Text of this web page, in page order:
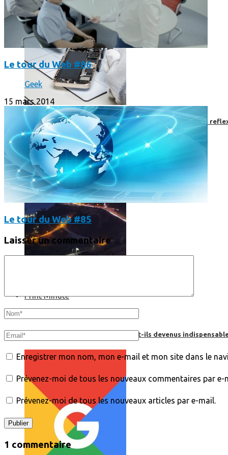
Faut-il encore emmener son bon vieux appareil photo «
Print’Minute
Pourquoi les outils de Google sont-ils devenus
Le tour du Web #86
Geek
15 mars 2014
Le tour du Web #85
Laisser un commentaire
Enregistrer mon nom, mon e-mail et mon site dans le
Prévenez-moi de tous les nouveaux commentaires par e-
Prévenez-moi de tous les nouveaux articles par e-mail.
1 commentaire